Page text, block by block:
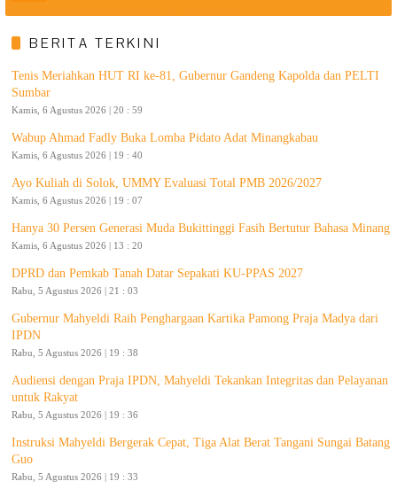
BERITA TERKINI
Tenis Meriahkan HUT RI ke-81, Gubernur Gandeng Kapolda dan PELTI
Sumbar
Kamis, 6 Agustus 2026 | 20 : 59
Wabup Ahmad Fadly Buka Lomba Pidato Adat Minangkabau
Kamis, 6 Agustus 2026 | 19 : 40
Ayo Kuliah di Solok, UMMY Evaluasi Total PMB 2026/2027
Kamis, 6 Agustus 2026 | 19 : 07
Hanya 30 Persen Generasi Muda Bukittinggi Fasih Bertutur Bahasa Minang
Kamis, 6 Agustus 2026 | 13 : 20
DPRD dan Pemkab Tanah Datar Sepakati KU-PPAS 2027
Rabu, 5 Agustus 2026 | 21 : 03
Gubernur Mahyeldi Raih Penghargaan Kartika Pamong Praja Madya dari
IPDN
Rabu, 5 Agustus 2026 | 19 : 38
Audiensi dengan Praja IPDN, Mahyeldi Tekankan Integritas dan Pelayanan
untuk Rakyat
Rabu, 5 Agustus 2026 | 19 : 36
Instruksi Mahyeldi Bergerak Cepat, Tiga Alat Berat Tangani Sungai Batang
Guo
Rabu, 5 Agustus 2026 | 19 : 33